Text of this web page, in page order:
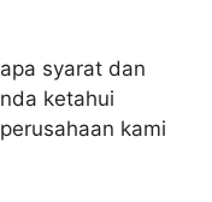
syarat dan
ketahui
kami